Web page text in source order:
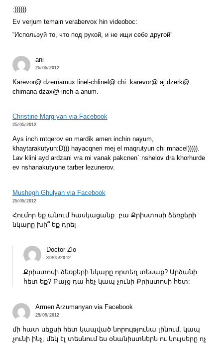
:))))))
Ev verjum temain verabervox hin videoboc:
“Используй то, что под рукой, и не ищи себе другой”
ani
25/05/2012
Karevor@ dzernamux linel-chlinel@ chi. karevor@ aj dzerk@
chimana dzax@ inch a anum.
Christine Marg-yan via Facebook
25/05/2012
Ays inch mtqerov en mardik amen inchin nayum,
khaytarakutyun:D))) hayacqneri mej el maqrutyun chi mnacel))))).
Lav klini ayd ardzani vra mi vanak pakcnen` nshelov dra khorhurde
ev nshanakutyune tarber lezunerov.
Mushegh Ghulyan via Facebook
25/05/2012
Հումոր եք անում հասկացանք. բա Քրիստոսի ձեռքերի
նկարը խի՞ եք դրել
Doctor Zlo
30/05/2012
Քրիստոսի ձեռքերի նկարը որտեղ տեսաք? Արձանի
հետ եք? Բայց դա հեչ կապ չունի Քրիստոսի հետ:
Armen Arzumanyan via Facebook
25/05/2012
մի հատ սեքսի հետ կապված նորությունա լինում, կապ
չունի ինչ, մեկ էլ տեսնում ես օնանիստներն ու կույսերը ոչ